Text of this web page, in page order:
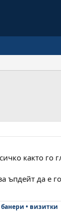
както
ъпдейт да е
• визитки​